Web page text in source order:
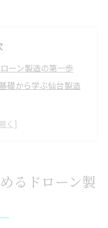
ーン製造の第一歩
礎から学ぶ仙台製造
ーンスクール活用法
スクール最新事情
造スキルを高める秘
るドローン製